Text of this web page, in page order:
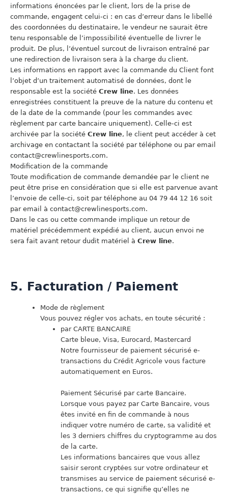
informations énoncées par le client, lors de la prise de
commande, engagent celui-ci : en cas d’erreur dans le libellé
des coordonnées du destinataire, le vendeur ne saurait être
tenu responsable de l’impossibilité éventuelle de livrer le
produit. De plus, l’éventuel surcout de livraison entraîné par
une redirection de livraison sera à la charge du client.
Les informations en rapport avec la commande du Client font
l’objet d’un traitement automatisé de données, dont le
responsable est la société Crew line. Les données
enregistrées constituent la preuve de la nature du contenu et
de la date de la commande (pour les commandes avec
règlement par carte bancaire uniquement). Celle-ci est
archivée par la société Crew line, le client peut accéder à cet
archivage en contactant la société par téléphone ou par email
contact@crewlinesports.com.
Modification de la commande
Toute modification de commande demandée par le client ne
peut être prise en considération que si elle est parvenue avant
l’envoie de celle-ci, soit par téléphone au 04 79 44 12 16 soit
par email à contact@crewlinesports.com.
Dans le cas ou cette commande implique un retour de
matériel précédemment expédié au client, aucun envoi ne
sera fait avant retour dudit matériel à Crew line.
5. Facturation / Paiement
Mode de règlement
Vous pouvez régler vos achats, en toute sécurité :
par CARTE BANCAIRE
Carte bleue, Visa, Eurocard, Mastercard
Notre fournisseur de paiement sécurisé e-
transactions du Crédit Agricole vous facture
automatiquement en Euros.
Paiement Sécurisé par carte Bancaire.
Lorsque vous payez par Carte Bancaire, vous
êtes invité en fin de commande à nous
indiquer votre numéro de carte, sa validité et
les 3 derniers chiffres du cryptogramme au dos
de la carte.
Les informations bancaires que vous allez
saisir seront cryptées sur votre ordinateur et
transmises au service de paiement sécurisé e-
transactions, ce qui signifie qu’elles ne